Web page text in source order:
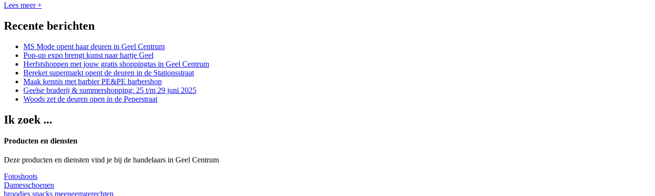
Lees meer +
Recente berichten
MS Mode opent haar deuren in Geel Centrum
Pop-up expo brengt kunst naar hartje Geel
Herfstshoppen met jouw gratis shoppingtas in Geel Centrum
Bereket supermarkt opent de deuren in de Stationsstraat
Maak kennis met barbier PE&PE barbershop
Geelse braderij & summershopping: 25 t/m 29 juni 2025
Woods zet de deuren open in de Peperstraat
Ik zoek ...
Producten en diensten
Deze producten en diensten vind je bij de handelaars in Geel Centrum
Fotoshoots
Damesschoenen
broodjes snacks meeneemgerechten